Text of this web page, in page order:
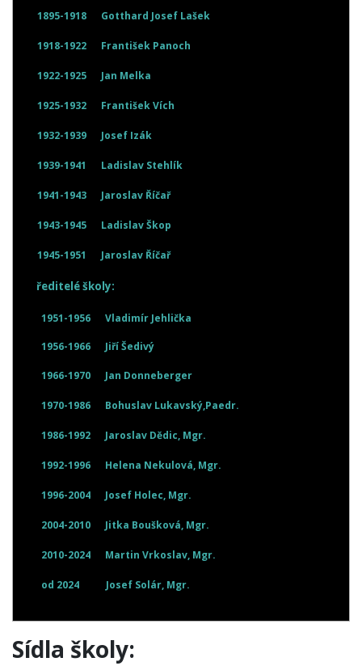
1895-1918 Gotthard Josef Lašek
1918-1922 František Panoch
1922-1925 Jan Melka
1925-1932 František Vích
1932-1939 Josef Izák
1939-1941 Ladislav Stehlík
1941-1943 Jaroslav Říčař
1943-1945 Ladislav Škop
1945-1951 Jaroslav Říčař
ředitelé školy:
1951-1956 Vladimír Jehlička
1956-1966 Jiří Šedivý
1966-1970 Jan Donneberger
1970-1986 Bohuslav Lukavský,Paedr.
1986-1992 Jaroslav Dědic, Mgr.
1992-1996 Helena Nekulová, Mgr.
1996-2004 Josef Holec, Mgr.
2004-2010 Jitka Boušková, Mgr.
2010-2024 Martin Vrkoslav, Mgr.
od 2024 Josef Solár, Mgr.
Sídla školy: